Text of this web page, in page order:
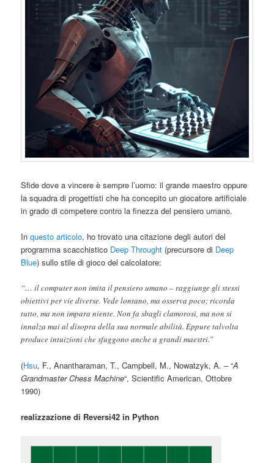
Sfide dove a vincere è sempre l’uomo: il grande maestro oppure
la squadra di progettisti che ha concepito un giocatore artificiale
in grado di competere contro la finezza del pensiero umano.
Inquesto articolo, ho trovato una citazione degli autori del
programma scacchistico Deep Throught (precursore di Deep
Blue) sullo stile di gioco del calcolatore:
“… il computer non imita il pensiero umano – raggiunge gli stessi
obiettivi per vie diverse. Vede lontano, ma osserva poco; ricorda
tutto, ma non impara niente. Non fa sbagli clamorosi, ma non si
innalza mai al disopra della sua normale abilità. Eppure talvolta
produce intuizioni che sfuggono anche a grandi maestri.”
(Hsu, F., Anantharaman, T., Campbell, M., Nowatzyk, A. – “A
Grandmaster Chess Machine“, Scientific American, Ottobre
1990)
realizzazione di Reversi42 in Python